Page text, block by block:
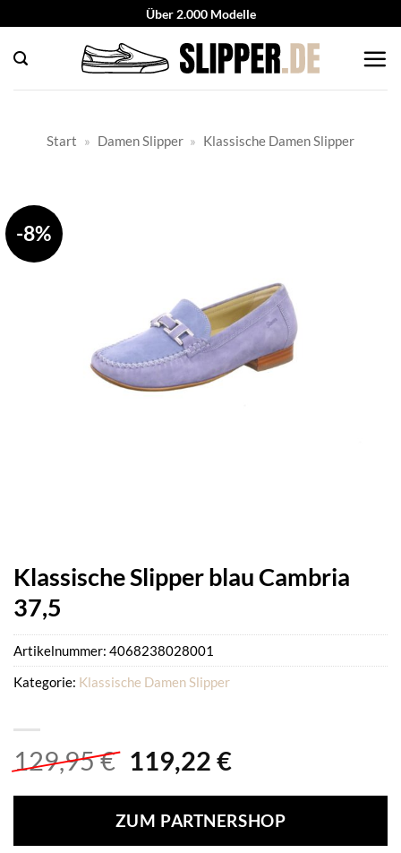
springen
Über 2.000 Modelle
Start » Damen Slipper » Klassische Damen Slipper
-8%
Klassische Slipper blau Cambria
37,5
129,95€ Ursprünglicher
war:
129,95 €
119,22 €Aktueller
ist:
119,22 €.
ZUM PARTNERSHOP
Artikelnummer: 4068238028001
Kategorie: Klassische Damen Slipper